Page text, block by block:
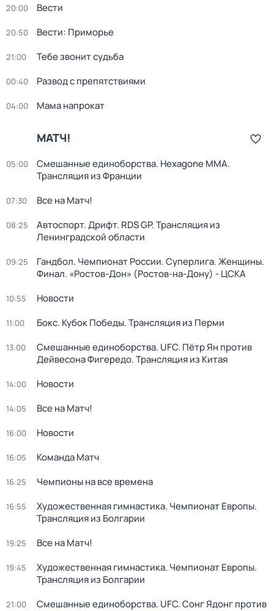
20:00 Вести
20:50 Вести: Приморье
21:00 Тебе звонит судьба
00:40 Развод с препятствиями
04:00 Мама напрокат
МАТЧ!
05:00
Смешанные единоборства. Hexagone MMA.
Трансляция из Франции
07:30 Все на Матч!
08:25
Автоспорт. Дрифт. RDS GP. Трансляция из
Ленинградской области
09:25
Гандбол. Чемпионат России. Суперлига. Женщины.
Финал. «Ростов-Дон» (Ростов-на-Дону) - ЦСКА
10:55 Новости
11:00 Бокс. Кубок Победы. Трансляция из Перми
13:00
Смешанные единоборства. UFC. Пётр Ян против
Дейвесона Фигередо. Трансляция из Китая
14:00 Новости
14:05 Все на Матч!
16:00 Новости
16:05 Команда Матч
16:25 Чемпионы на все времена
16:55
Художественная гимнастика. Чемпионат Европы.
Трансляция из Болгарии
19:25 Все на Матч!
19:45
Художественная гимнастика. Чемпионат Европы.
Трансляция из Болгарии
21:00
Смешанные единоборства. UFC. Сонг Ядонг против